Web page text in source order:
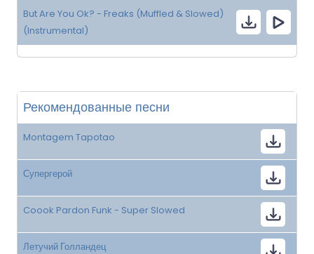
But Are You Ok? - Freaks (Muffled & Slowed)
(Instrumental)
Рекомендованные песни
Montagem Tapotao
Супергерой
Coook Pardon Funk - Super Slowed
Летучий Голландец